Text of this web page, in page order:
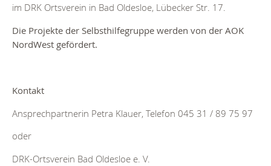
im DRK Ortsverein in Bad Oldesloe, Lübecker Str. 17.
Die Projekte der Selbsthilfegruppe werden von der AOK
NordWest gefördert.
Kontakt
Ansprechpartnerin Petra Klauer, Telefon 045 31 / 89 75 97
oder
DRK-Ortsverein Bad Oldesloe e. V.